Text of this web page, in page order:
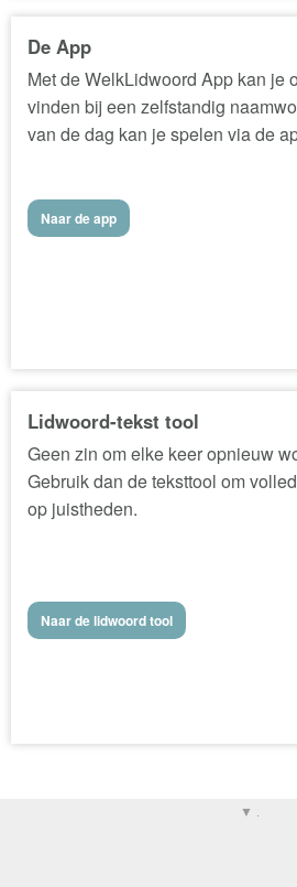
De App
Met de WelkLidwoord App kan je
vinden bij een zelfstandig
van de dag kan je spelen via de
Naar de app
Lidwoord-tekst tool
Geen zin om elke keer opnieuw
Gebruik dan de teksttool om
op juistheden.
Naar de lidwoord tool
▼ .